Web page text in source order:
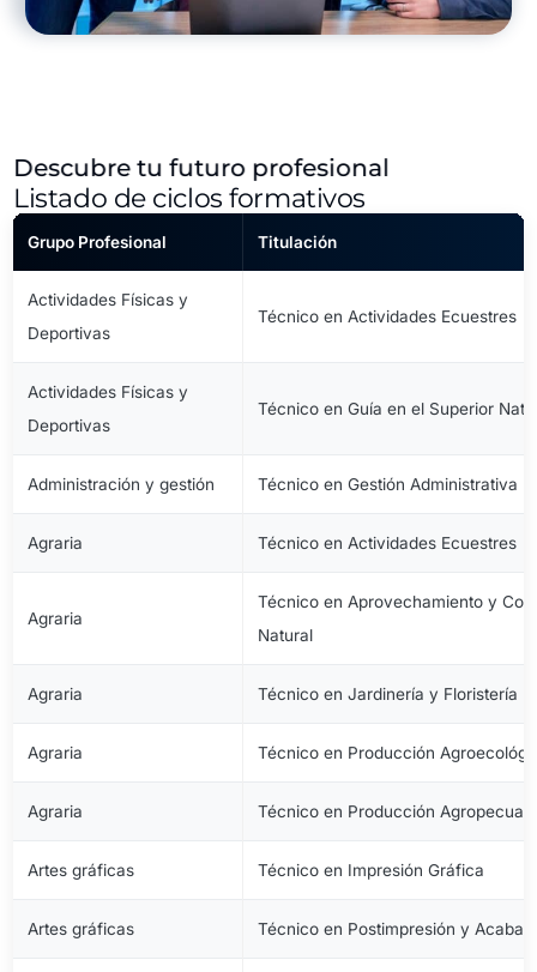
Descubre tu futuro profesional
Listado de ciclos formativos
Grupo Profesional Titulación
Actividades Físicas y
Deportivas
Técnico en Actividades Ecuestres
Actividades Físicas y
Deportivas
Técnico en Guía en el Superior
Administración y gestión Técnico en Gestión Administrativa
Agraria Técnico en Actividades Ecuestres
Agraria
Técnico en Aprovechamiento y
Natural
Agraria Técnico en Jardinería y Floristería
Agraria Técnico en Producción
Agraria Técnico en Producción
Artes gráficas Técnico en Impresión Gráfica
Artes gráficas Técnico en Postimpresión y